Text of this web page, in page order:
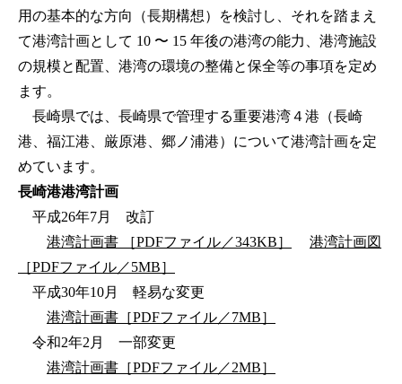
用の基本的な方向（長期構想）を検討し、それを踏まえ
て港湾計画として 10 〜 15 年後の港湾の能力、港湾施設
の規模と配置、港湾の環境の整備と保全等の事項を定め
ます。
長崎県では、長崎県で管理する重要港湾４港（長崎
港、福江港、厳原港、郷ノ浦港）について港湾計画を定
めています。
長崎港港湾計画
平成26年7月 改訂
港湾計画書 ［PDFファイル／343KB］
港湾計画図
［PDFファイル／5MB］
平成30年10月 軽易な変更
港湾計画書［PDFファイル／7MB］
令和2年2月 一部変更
港湾計画書［PDFファイル／2MB］